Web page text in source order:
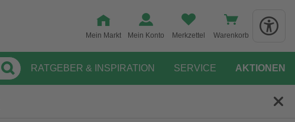
Mein Markt Mein Konto Merkzettel Warenkorb
RATGEBER & INSPIRATION SERVICE AKTIONEN